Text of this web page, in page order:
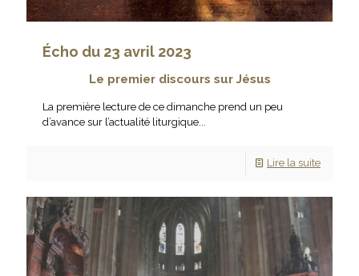
Écho du 23 avril 2023
Le premier discours sur Jésus
La première lecture de ce dimanche prend un peu
d’avance sur l’actualité liturgique...
Lire la suite